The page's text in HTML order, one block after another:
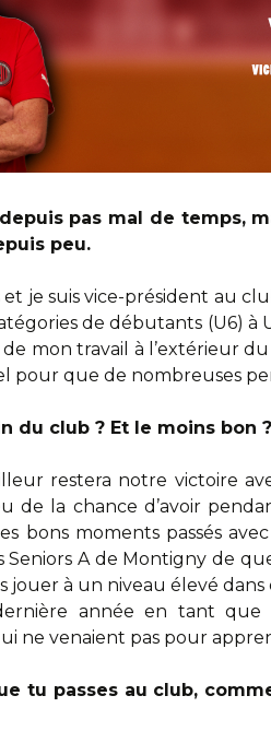
pas mal de temps,
peu.
et je suis vice-président au
de débutants (U6) à
mon travail à l’extérieur
pour que de nombreuses
du club ? Et le moins bon ?
restera notre victoire
de la chance d’avoir
bons moments passés
Seniors A de Montigny de
à un niveau élevé
année en tant
ne venaient pas pour
tu passes au club,